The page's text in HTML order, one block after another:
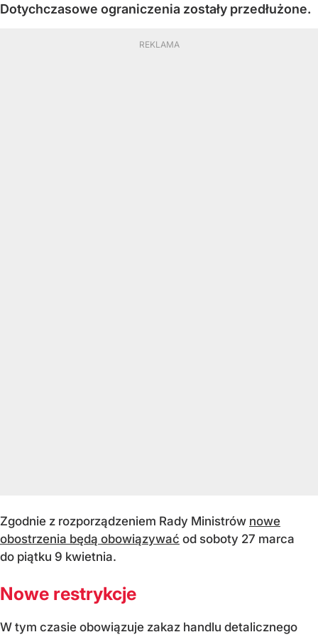
Dotychczasowe ograniczenia zostały przedłużone.
Zgodnie z rozporządzeniem Rady Ministrów nowe
obostrzenia będą obowiązywać od soboty 27 marca
do piątku 9 kwietnia.
Nowe restrykcje
W tym czasie obowiązuje zakaz handlu detalicznego